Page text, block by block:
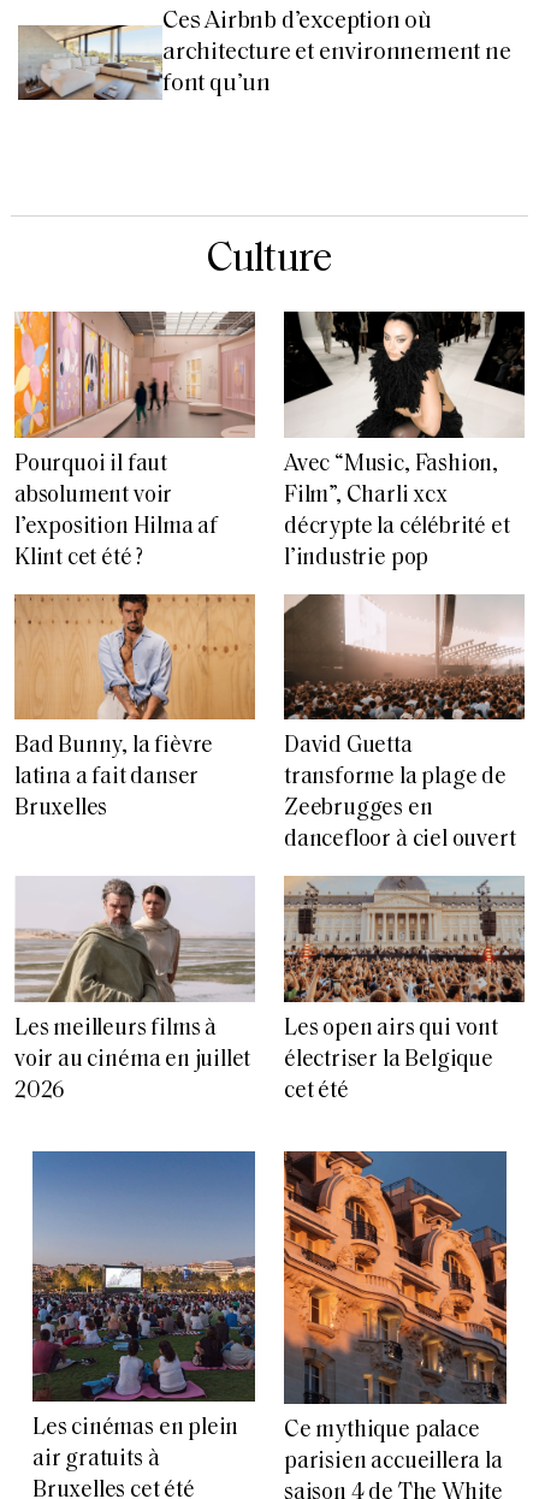
Ces Airbnb d’exception où
architecture et environnement ne
font qu’un
Culture
Pourquoi il faut
absolument voir
l’exposition Hilma af
Klint cet été ?
Avec “Music, Fashion,
Film”, Charli xcx
décrypte la célébrité et
l’industrie pop
Bad Bunny, la fièvre
latina a fait danser
Bruxelles
David Guetta
transforme la plage de
Zeebrugges en
dancefloor à ciel ouvert
Les meilleurs films à
voir au cinéma en juillet
2026
Les open airs qui vont
électriser la Belgique
cet été
Les cinémas en plein
air gratuits à
Bruxelles cet été
Ce mythique palace
parisien accueillera la
saison 4 de The White